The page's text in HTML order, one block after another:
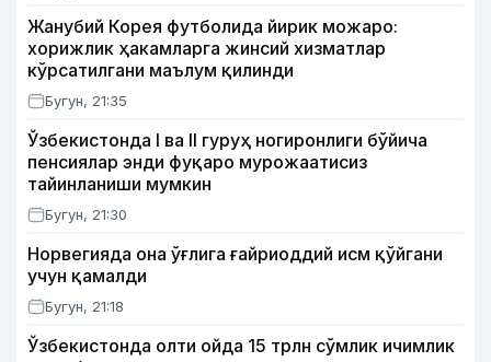
Жанубий Корея футболида йирик можаро:
хорижлик ҳакамларга жинсий хизматлар
кўрсатилгани маълум қилинди
Бугун, 21:35
Ўзбекистонда I ва II гуруҳ ногиронлиги бўйича
пенсиялар энди фуқаро мурожаатисиз
тайинланиши мумкин
Бугун, 21:30
Норвегияда она ўғлига ғайриоддий исм қўйгани
учун қамалди
Бугун, 21:18
Ўзбекистонда олти ойда 15 трлн сўмлик ичимлик